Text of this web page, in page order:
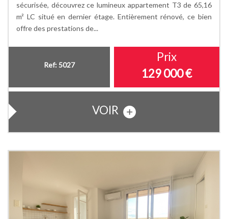
sécurisée, découvrez ce lumineux appartement T3 de 65,16
m² LC situé en dernier étage. Entièrement rénové, ce bien
offre des prestations de...
Ref: 5027
Prix
129 000€
VOIR